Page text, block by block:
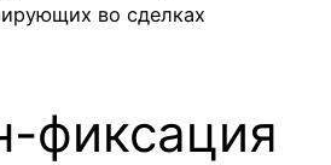
во сделках
фиксация